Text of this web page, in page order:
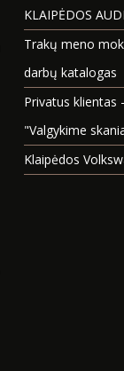
KLAIPĖDOS
Trakų meno
darbų katalogas
Privatus klientas
"Valgykime
Klaipėdos